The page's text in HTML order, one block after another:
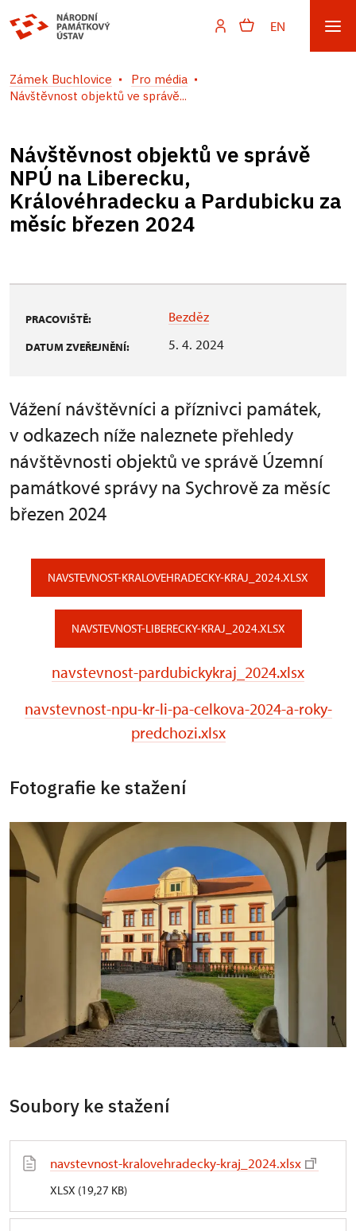
EN
Zámek Buchlovice
Pro média
Návštěvnost objektů ve správě...
Návštěvnost objektů ve správě
NPÚ na Liberecku,
Královéhradecku a Pardubicku za
měsíc březen 2024
PRACOVIŠTĚ: Bezděz
DATUM ZVEŘEJNĚNÍ: 5. 4. 2024
Vážení návštěvníci a příznivci památek,
v odkazech níže naleznete přehledy
návštěvnosti objektů ve správě Územní
památkové správy na Sychrově za měsíc
březen 2024
NAVSTEVNOST-KRALOVEHRADECKY-KRAJ_2024.XLSX
NAVSTEVNOST-LIBERECKY-KRAJ_2024.XLSX
navstevnost-pardubickykraj_2024.xlsx
navstevnost-npu-kr-li-pa-celkova-2024-a-roky-
predchozi.xlsx
Fotografie ke stažení
Soubory ke stažení
navstevnost-kralovehradecky-kraj_2024.xlsx
XLSX (19,27 KB)